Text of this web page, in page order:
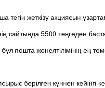
тегін жеткізу акциясын
5500 теңгеден
пошта жөнелтілімінің ең
берілген күннен кейінгі